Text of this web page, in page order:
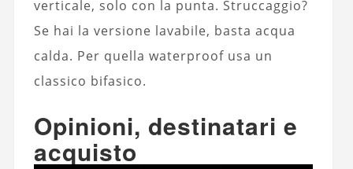
verticale, solo con la punta. Struccaggio?
Se hai la versione lavabile, basta acqua
calda. Per quella waterproof usa un
classico bifasico.
Opinioni, destinatari e
acquisto